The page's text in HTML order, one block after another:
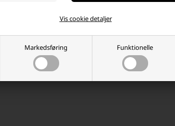
Markedsføring Funktionelle
Vis cookie detaljer
nærmere på tre udvalgte modeller og gennemgår,
du lettere kan vælge den pandelampe, der passer bedst til
Læs mere